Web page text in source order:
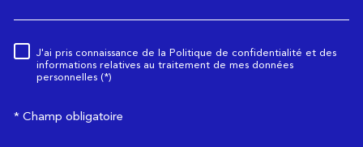
Règlementation
J'ai pris connaissance de la Politique de confidentialité et des
informations relatives au traitement de mes données
personnelles (*)
* Champ obligatoire